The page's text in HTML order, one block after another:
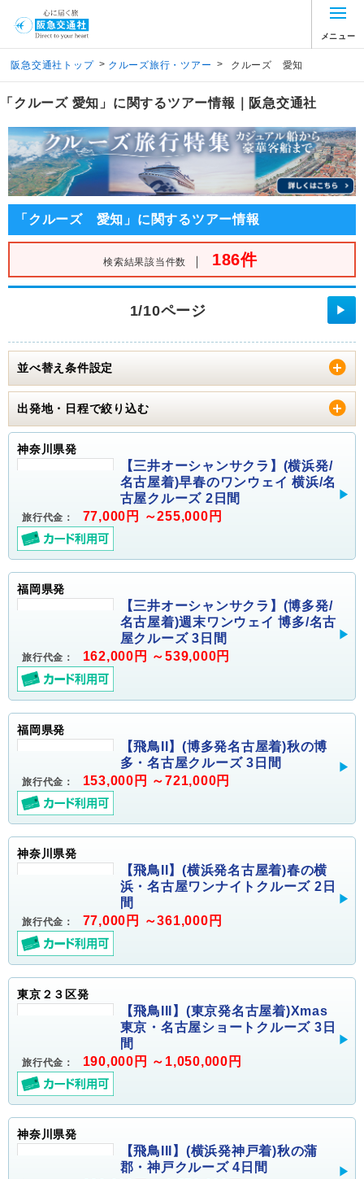
メニュー
阪急交通社トップ > クルーズ旅行・ツアー > クルーズ 愛知
「クルーズ 愛知」に関するツアー情報｜阪急交通社
「クルーズ 愛知」に関するツアー情報
検索結果該当件数 ｜ 186件
1/10ページ ▶
並べ替え条件設定
出発地・日程で絞り込む
神奈川県発
【三井オーシャンサクラ】(横浜発/
名古屋着)早春のワンウェイ 横浜/名
古屋クルーズ 2日間
旅行代金： 77,000円 ～255,000円
福岡県発
【三井オーシャンサクラ】(博多発/
名古屋着)週末ワンウェイ 博多/名古
屋クルーズ 3日間
旅行代金： 162,000円 ～539,000円
福岡県発
【飛鳥II】(博多発名古屋着)秋の博
多・名古屋クルーズ 3日間
旅行代金： 153,000円 ～721,000円
神奈川県発
【飛鳥II】(横浜発名古屋着)春の横
浜・名古屋ワンナイトクルーズ 2日
間
旅行代金： 77,000円 ～361,000円
東京２３区発
【飛鳥III】(東京発名古屋着)Xmas
東京・名古屋ショートクルーズ 3日
間
旅行代金： 190,000円 ～1,050,000円
神奈川県発
【飛鳥III】(横浜発神戸着)秋の蒲
郡・神戸クルーズ 4日間